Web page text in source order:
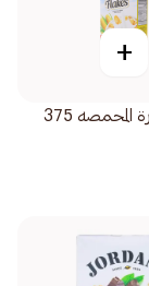
+
بوبنز رقائق ذرة المحمصه 375